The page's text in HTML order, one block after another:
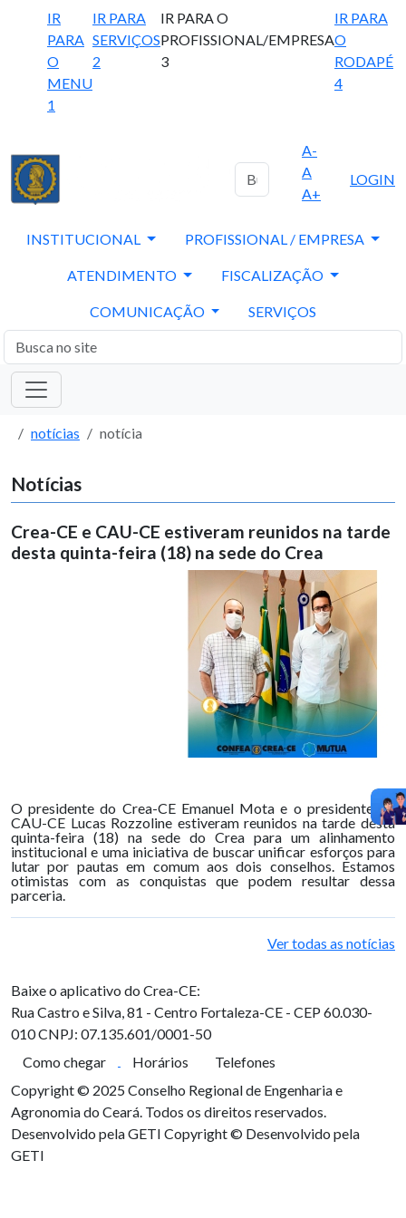
IR
PARA
O
MENU
1
IR PARA
SERVIÇOS
2
IR PARA O
PROFISSIONAL/EMPRESA
3
IR PARA
O
RODAPÉ
4
A-
A
A+
LOGIN
INSTITUCIONAL PROFISSIONAL / EMPRESA
ATENDIMENTO FISCALIZAÇÃO
COMUNICAÇÃO SERVIÇOS
notícias notícia
Notícias
Crea-CE e CAU-CE estiveram reunidos na tarde
desta quinta-feira (18) na sede do Crea
O presidente do Crea-CE Emanuel Mota e o presidente do
CAU-CE Lucas Rozzoline estiveram reunidos na tarde desta
quinta-feira (18) na sede do Crea para um alinhamento
institucional e uma iniciativa de buscar unificar esforços para
lutar por pautas em comum aos dois conselhos. Estamos
otimistas com as conquistas que podem resultar dessa
parceria.
Ver todas as notícias
Baixe o aplicativo do Crea-CE:
Rua Castro e Silva, 81 - Centro Fortaleza-CE - CEP 60.030-
010CNPJ: 07.135.601/0001-50
Como chegar
Horários
Telefones
Copyright © 2025 Conselho Regional de Engenharia e
Agronomia do Ceará. Todos os direitos reservados.
Desenvolvido pela GETI Copyright © Desenvolvido pela
GETI